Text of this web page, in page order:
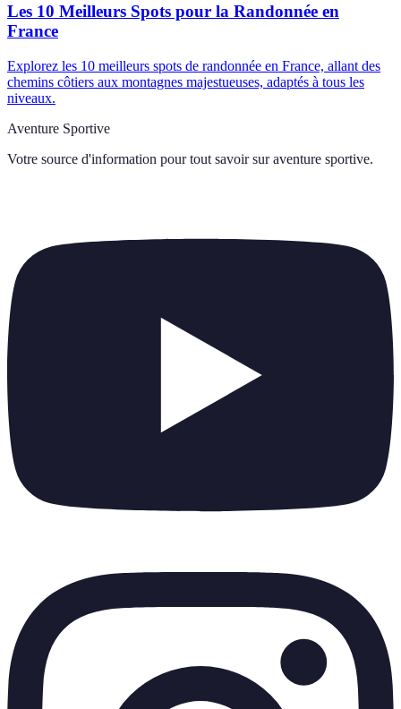
Les 10 Meilleurs Spots pour la Randonnée en
France
Explorez les 10 meilleurs spots de randonnée en France, allant des
chemins côtiers aux montagnes majestueuses, adaptés à tous les
niveaux.
Aventure Sportive
Votre source d'information pour tout savoir sur aventure sportive.